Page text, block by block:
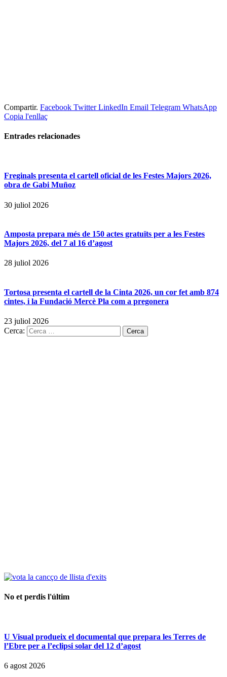
Compartir. Facebook Twitter LinkedIn Email Telegram WhatsApp
Copia l'enllaç
Entrades relacionades
Freginals presenta el cartell oficial de les Festes Majors 2026,
obra de Gabi Muñoz
30 juliol 2026
Amposta prepara més de 150 actes gratuïts per a les Festes
Majors 2026, del 7 al 16 d’agost
28 juliol 2026
Tortosa presenta el cartell de la Cinta 2026, un cor fet amb 874
cintes, i la Fundació Mercè Pla com a pregonera
23 juliol 2026
Cerca:
No et perdis l'últim
U Visual produeix el documental que prepara les Terres de
l’Ebre per a l’eclipsi solar del 12 d’agost
6 agost 2026